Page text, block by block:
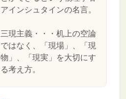
アインシュタインの名言。
三現主義・・・机上の空論
ではなく、「現場」、「現
物」、「現実」を大切にす
る考え方。